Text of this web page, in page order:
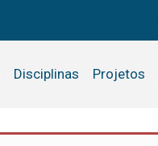
Disciplinas Projetos